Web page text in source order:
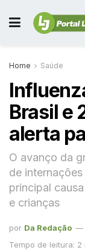
Home Saúde
Brasil e
alerta
O avanço da
de
principal
e crianças
por Da Redação
Tempo de leitura: 2